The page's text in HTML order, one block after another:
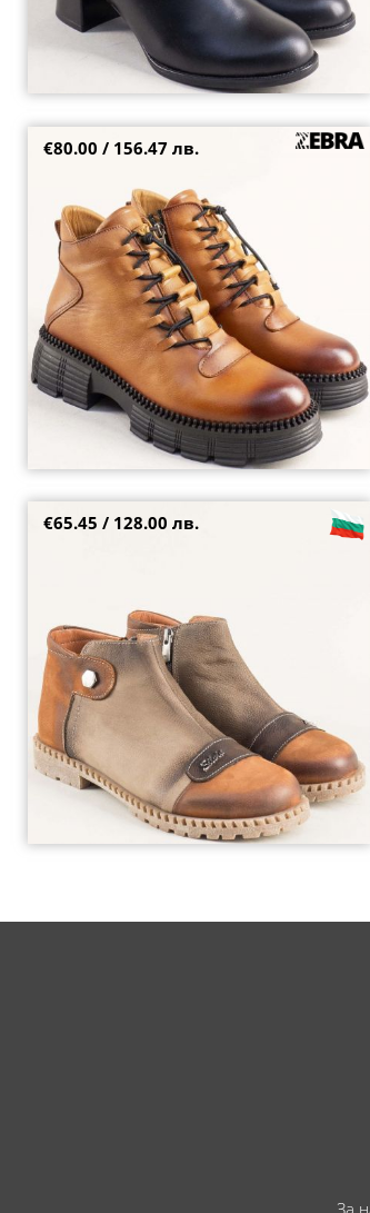
Естествена кожа дамски боти в кафяв цвят на
38 39
€80.00 / 156.47 лв.
Естествен набук дамски комфортни боти в
€65.45 / 128.00 лв.
За